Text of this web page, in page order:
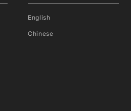
English
Chinese